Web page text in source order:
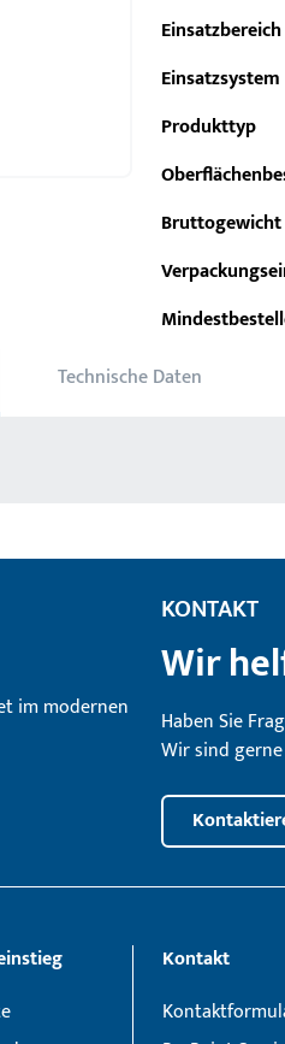
Einsatzsystem
Produkttyp
Bruttogewicht
Technische Daten
KONTAKT
Wir
Haben Sie
Wir sind
Kontakt